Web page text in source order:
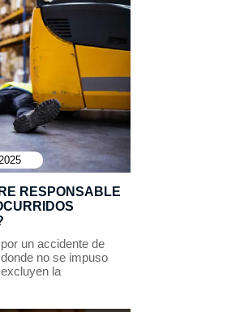
RESPONSABLE
un accidente de
no se impuso
la